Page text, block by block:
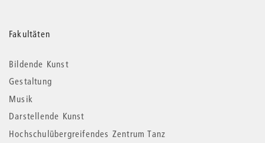
Weitere
Informationen
Fakultäten
Bildende Kunst
Gestaltung
Musik
Darstellende Kunst
Hochschulübergreifendes Zentrum Tanz